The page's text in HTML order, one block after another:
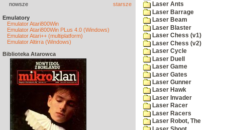
nowsze starsze
Emulatory
Emulator Atari800Win
Emulator Atari800Win PLus 4.0 (Windows)
Emulator Atari++ (multiplatform)
Emulator Altirra (Windows)
Biblioteka Atarowca
Laser Ants
Laser Barrage
Laser Beam
Laser Blaster
Laser Chess (v1)
Laser Chess (v2)
Laser Cycle
Laser Duell
Laser Game
Laser Gates
Laser Gunner
Laser Hawk
Laser Invader
Laser Racer
Laser Racers
Laser Robot, The